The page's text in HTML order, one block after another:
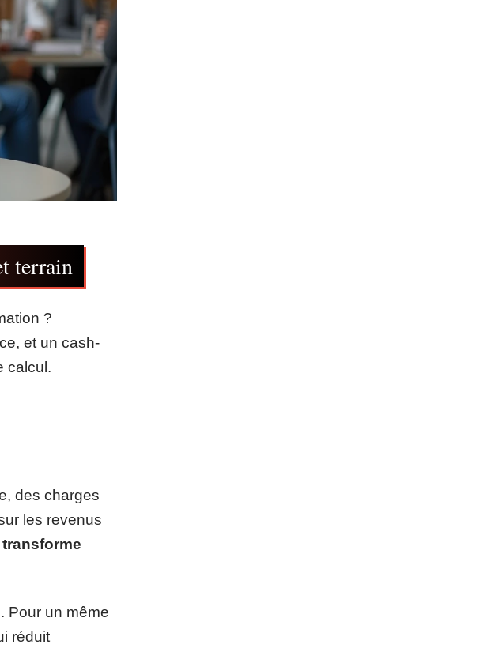
terrain
?
et un cash-
calcul.
des charges
les revenus
Pour un même
réduit